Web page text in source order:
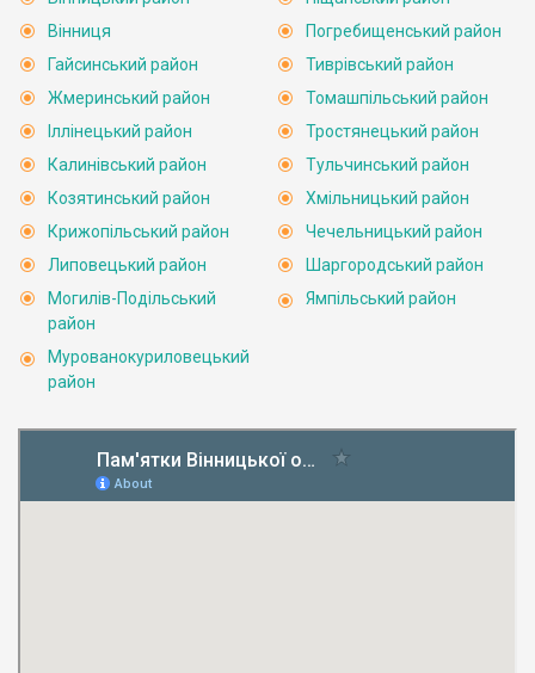
Вінниця
Гайсинський район
Жмеринський район
Іллінецький район
Калинівський район
Козятинський район
Крижопільський район
Липовецький район
Могилів-Подільський
район
Мурованокуриловецький
район
Погребищенський район
Тиврівський район
Томашпільський район
Тростянецький район
Тульчинський район
Хмільницький район
Чечельницький район
Шаргородський район
Ямпільський район